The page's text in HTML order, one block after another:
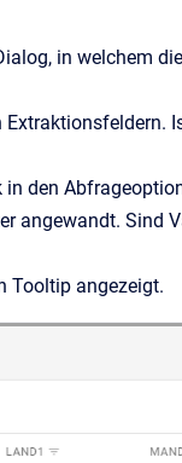
in welchem
den
angewandt.
Tooltip angezeigt.